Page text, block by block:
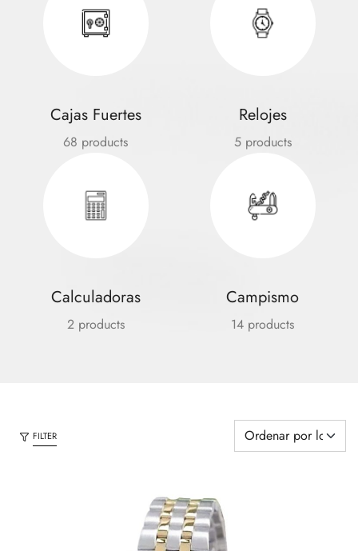
Cajas Fuertes
68 products
Relojes
5 products
Calculadoras
2 products
Campismo
14 products
FILTER